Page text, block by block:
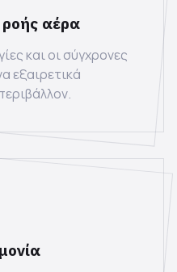
ροής αέρα
και οι σύγχρονες
εξαιρετικά